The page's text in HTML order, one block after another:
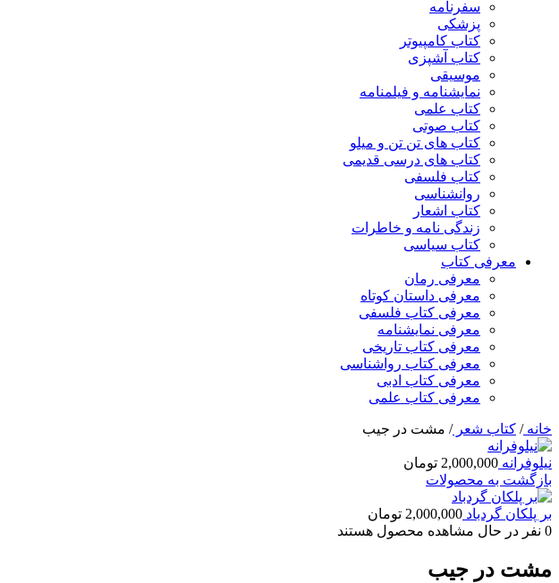
سفرنامه
پزشکی
کتاب کامپیوتر
کتاب آشپزی
موسیقی
نمایشنامه و فیلمنامه
کتاب علمی
کتاب صوتی
کتاب های تن تن و میلو
کتاب های درسی قدیمی
کتاب فلسفی
روانشناسی
کتاب اشعار
زندگی نامه و خاطرات
کتاب سیاسی
معرفی کتاب
معرفی رمان
معرفی داستان کوتاه
معرفی کتاب فلسفی
معرفی نمایشنامه
معرفی کتاب تاریخی
معرفی کتاب رواشناسی
معرفی کتاب ادبی
معرفی کتاب علمی
خانه/ کتاب شعر/ مشت در جیب
نیلوفرانه 2,000,000 تومان
بازگشت به محصولات
بر پلکان گردباد 2,000,000 تومان
0 نفر در حال مشاهده محصول هستند
مشت در جیب